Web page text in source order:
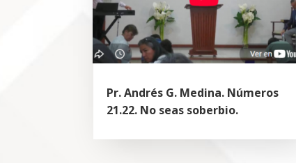
Pr. Andrés G. Medina. Números
21.22. No seas soberbio.